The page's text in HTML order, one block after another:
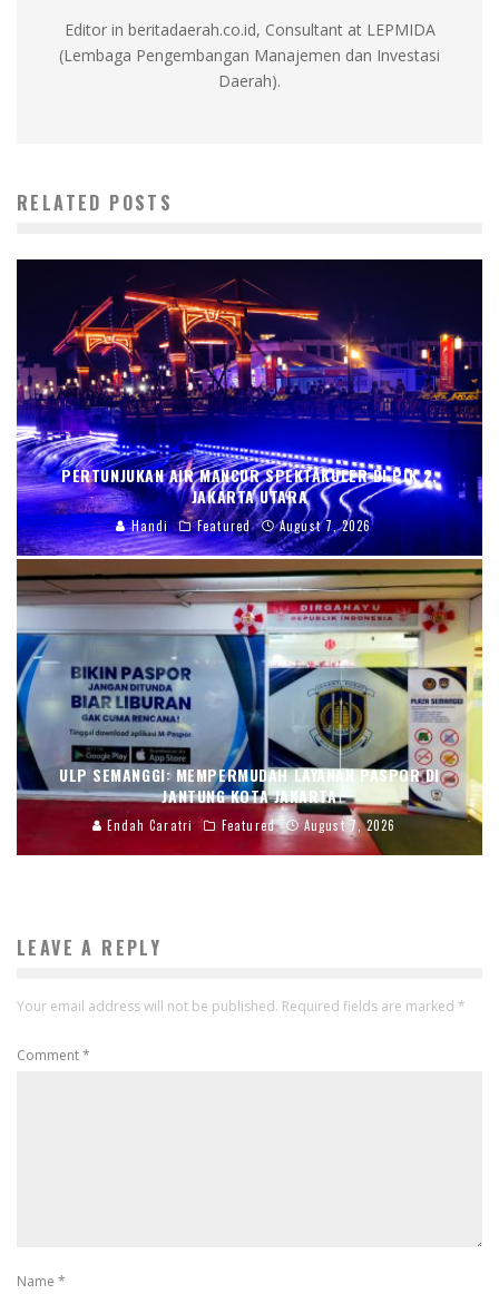
Editor in beritadaerah.co.id, Consultant at LEPMIDA
(Lembaga Pengembangan Manajemen dan Investasi
Daerah).
RELATED POSTS
PERTUNJUKAN AIR MANCUR SPEKTAKULER DI PIK 2,
JAKARTA UTARA
Handi Featured August 7, 2026
ULP SEMANGGI: MEMPERMUDAH LAYANAN PASPOR DI
JANTUNG KOTA JAKARTA
Endah Caratri Featured August 7, 2026
LEAVE A REPLY
Your email address will not be published. Required fields are marked *
Comment*
Name *